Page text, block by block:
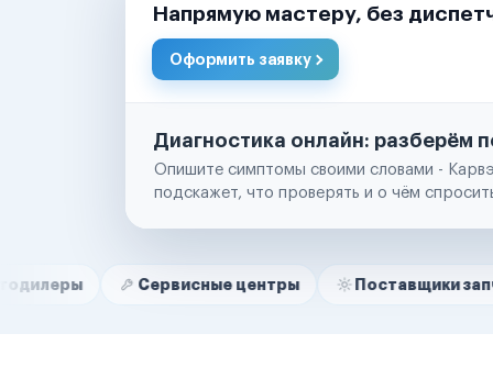
Напрямую мастеру, без
Оформить заявку
Диагностика онлайн: разберём
Опишите симптомы своими словами -
подскажет, что проверять и о чём
Нам доверяют
Сервисные центры Поставщики запчастей
Маркетплейсы